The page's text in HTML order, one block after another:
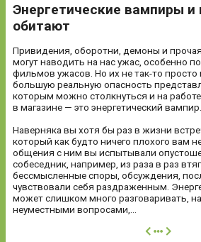
Энергетические вампиры и
обитают
Привидения, оборотни, демоны и
могут наводить на нас ужас, особенно
фильмов ужасов. Но их не так-то просто
большую реальную опасность
которым можно столкнуться и на
в магазине — это энергетический вампир.
Наверняка вы хотя бы раз в жизни
который как будто ничего плохого вам
общения с ним вы испытывали
собеседник, например, из раза в раз
бессмысленные споры, обсуждения,
чувствовали себя раздраженным.
может слишком много разговаривать,
неуместными вопросами,...
далее